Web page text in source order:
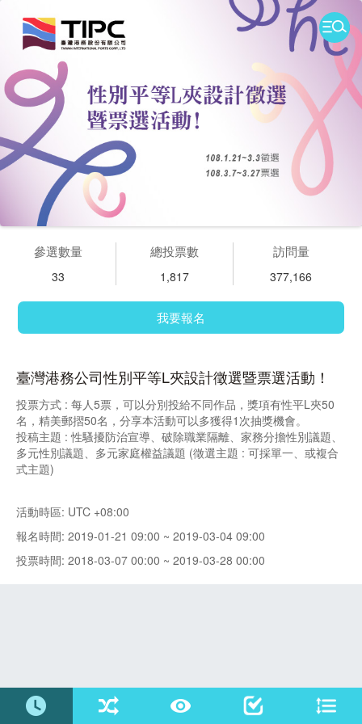
參選數量
33
總投票數
1,817
訪問量
377,166
我要報名
臺灣港務公司性別平等L夾設計徵選暨票選活動！
投票方式 : 每人5票，可以分別投給不同作品，獎項有性平L夾50
名，精美郵摺50名，分享本活動可以多獲得1次抽獎機會。
投稿主題 : 性騷擾防治宣導、破除職業隔離、家務分擔性別議題、
多元性別議題、多元家庭權益議題 (徵選主題 : 可採單一、或複合
式主題)
活動時區: UTC +08:00
報名時間: 2019-01-21 09:00 ~ 2019-03-04 09:00
投票時間: 2018-03-07 00:00 ~ 2019-03-28 00:00